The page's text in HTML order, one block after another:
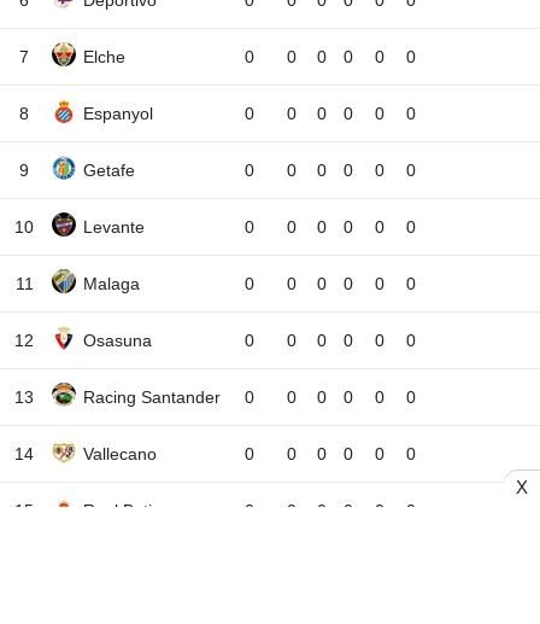
7 Elche 0 0 0 0 0 0
8 Espanyol 0 0 0 0 0 0
9 Getafe 0 0 0 0 0 0
10 Levante 0 0 0 0 0 0
11 Malaga 0 0 0 0 0 0
12 Osasuna 0 0 0 0 0 0
13 Racing Santander 0 0 0 0 0 0
14 Vallecano 0 0 0 0 0 0
15 Real Betis 0 0 0 0 0 0
X